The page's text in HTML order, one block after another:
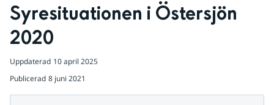
Syresituationen i Östersjön
2020
Uppdaterad 10 april 2025
Publicerad 8 juni 2021